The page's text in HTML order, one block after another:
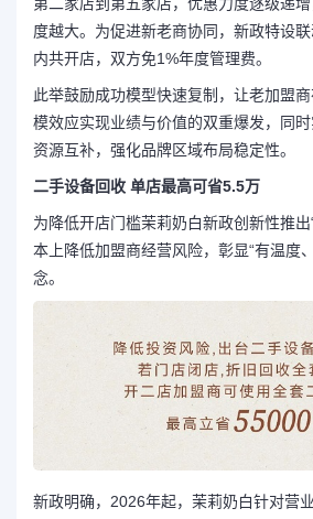
度越大。为促进新老商协同，新政特设
内共开店，双方免1%年度管理费。
此举鼓励成功模型快速复制，让老加盟
模效应实现业绩与价值的双重爆发，同时
资源互补，强化品牌区域布局稳定性。
二手设备回收 单店最高可省5.5万
为降低开店门槛茉莉奶白新政创新性推出
本上降低加盟商经营风险，彰显“有温度
念。
新政明确，2026年起，茉莉奶白针对营